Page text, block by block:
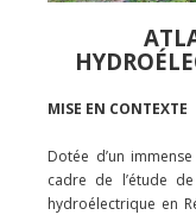
MISE EN CONTEXTE
Dotée d’un
cadre de l’étude
hydroélectrique en